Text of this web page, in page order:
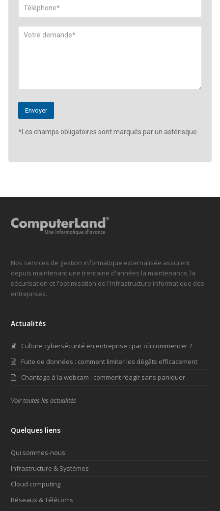
*Les champs obligatoires sont marqués par un astérisque.
Nos services de gestion informatique externalisée assurent
depuis maintenant une trentaine d'années la maintenance, la
sécurisation et l'optimisation de l'infrastructure informatique des
entreprises.
Actualités
Culture cybersécurité en entreprise : par où commencer ?
Fuite de données : comment limiter les dégâts efficacement
Chantage à la webcam : comment réagir sans paniquer
Voir toutes les actualités
Quelques liens
Qui sommes-nous
Infrastructure & Systèmes
Cloud computing
Réseaux & Télécoms